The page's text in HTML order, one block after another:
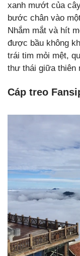
xanh mướt của
bước chân vào
Nhắm mắt và hít
được bầu không
trái tim mỏi mệt,
thư thái giữa thiên
Cáp treo